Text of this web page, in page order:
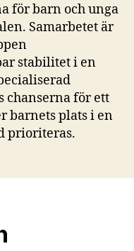
för barn och unga
Samarbetet är
stabilitet i en
chanserna för ett
barnets plats i en
prioriteras.